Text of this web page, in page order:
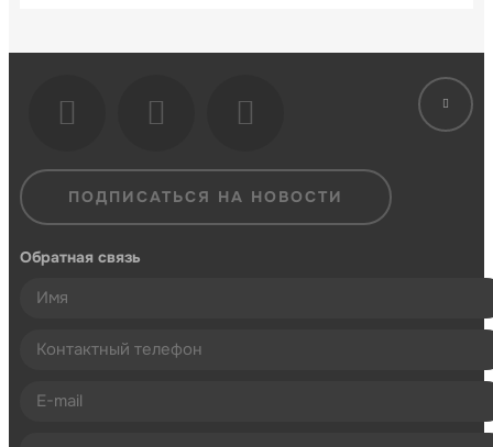
ПОДПИСАТЬСЯ НА НОВОСТИ
Обратная связь